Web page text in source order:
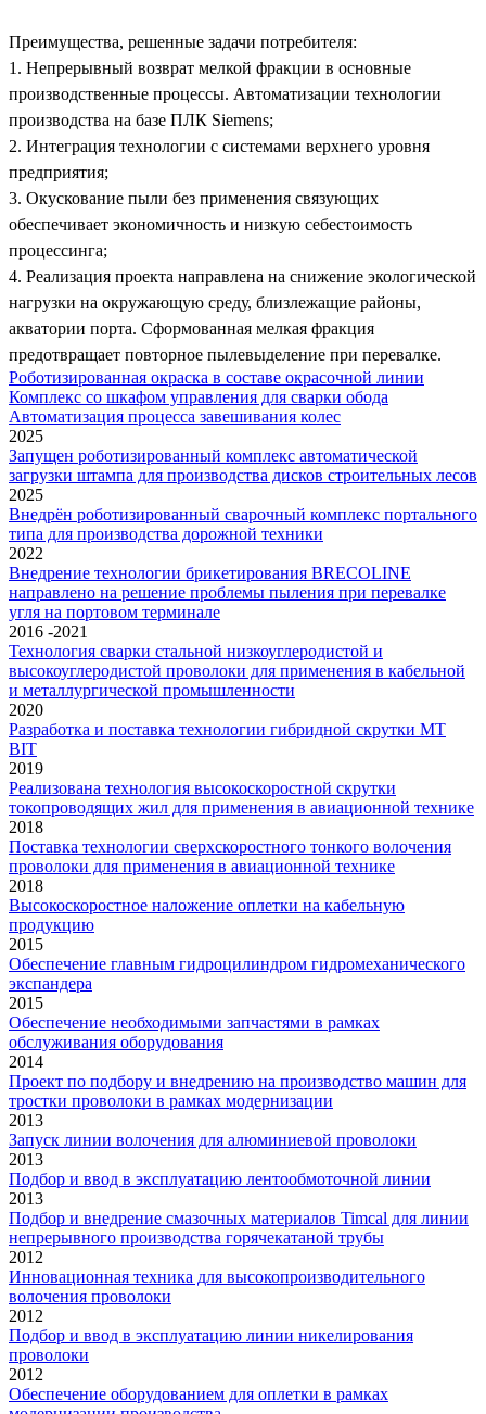
Преимущества, решенные задачи потребителя:
1. Непрерывный возврат мелкой фракции в основные
производственные процессы. Автоматизации технологии
производства на базе ПЛК Siemens;
2. Интеграция технологии с системами верхнего уровня
предприятия;
3. Окускование пыли без применения связующих
обеспечивает экономичность и низкую себестоимость
процессинга;
4. Реализация проекта направлена на снижение экологической
нагрузки на окружающую среду, близлежащие районы,
акватории порта. Сформованная мелкая фракция
предотвращает повторное пылевыделение при перевалке.
Роботизированная окраска в составе окрасочной линии
Комплекс со шкафом управления для сварки обода
Автоматизация процесса завешивания колес
2025
Запущен роботизированный комплекс автоматической
загрузки штампа для производства дисков строительных лесов
2025
Внедрён роботизированный сварочный комплекс портального
типа для производства дорожной техники
2022
Внедрение технологии брикетирования BRECOLINE
направлено на решение проблемы пыления при перевалке
угля на портовом терминале
2016 -2021
Технология сварки стальной низкоуглеродистой и
высокоуглеродистой проволоки для применения в кабельной
и металлургической промышленности
2020
Разработка и поставка технологии гибридной скрутки MT
BIT
2019
Реализована технология высокоскоростной скрутки
токопроводящих жил для применения в авиационной технике
2018
Поставка технологии сверхскоростного тонкого волочения
проволоки для применения в авиационной технике
2018
Высокоскоростное наложение оплетки на кабельную
продукцию
2015
Обеспечение главным гидроцилиндром гидромеханического
экспандера
2015
Обеспечение необходимыми запчастями в рамках
обслуживания оборудования
2014
Проект по подбору и внедрению на производство машин для
тростки проволоки в рамках модернизации
2013
Запуск линии волочения для алюминиевой проволоки
2013
Подбор и ввод в эксплуатацию лентообмоточной линии
2013
Подбор и внедрение смазочных материалов Timcal для линии
непрерывного производства горячекатаной трубы
2012
Инновационная техника для высокопроизводительного
волочения проволоки
2012
Подбор и ввод в эксплуатацию линии никелирования
проволоки
2012
Обеспечение оборудованием для оплетки в рамках